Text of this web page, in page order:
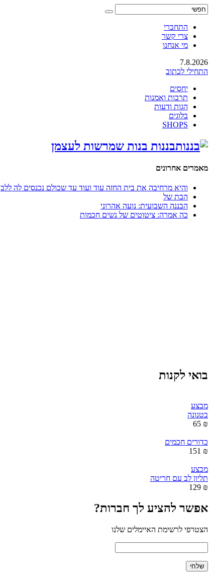
התחברי
צרי קשר
מי אנחנו
7.8.2026
התחילי לכתוב
יחסים
תרבות ואמנות
הגות ודעות
בלוגים
SHOPS
בננות בנות שמרשות לעצמן
מאמרים אחרונים
והיא מרחיבה את בית החזה עוד ועוד עד שכולם נכנסים לה ללב
הבת של
הבננה השבועית: נועה אהרוני
כה אמרה: ציטוטים של נשים חכמות
בואי לקנות
מבצע
בטנונה
₪ 65
כדורים חכמים
₪ 151
מבצע
תליון לב עם חריטה
₪ 129
אפשר להציע לך חברות?
הצטרפי לרשימת האיימלים שלנו